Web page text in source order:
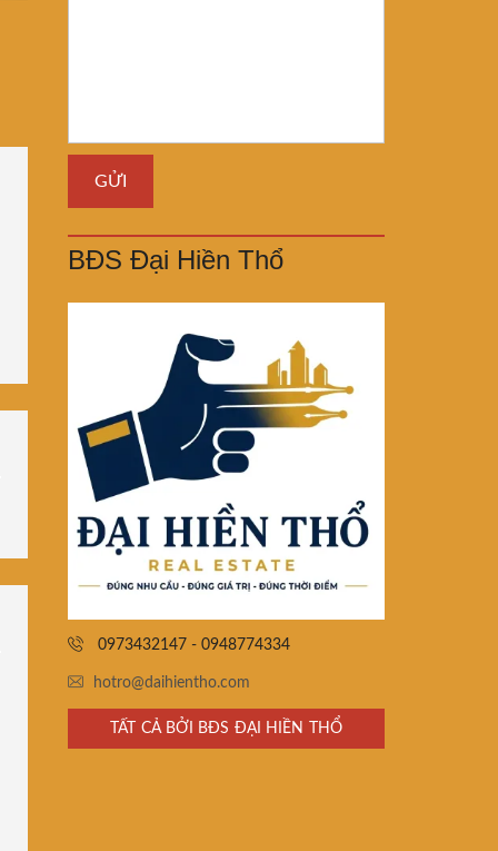
BĐS Đại Hiền Thổ
0973432147 - 0948774334
hotro@daihientho.com
TẤT CẢ BỞI BĐS ĐẠI HIỀN THỔ